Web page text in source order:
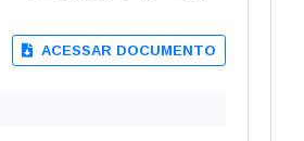
ACESSAR DOCUMENTO